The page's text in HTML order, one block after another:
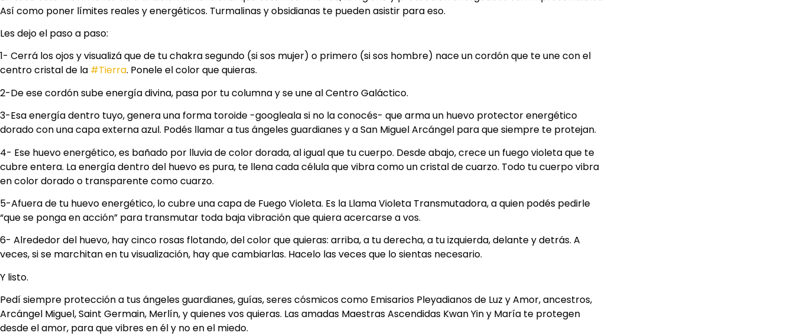
Así como poner límites reales y energéticos. Turmalinas y obsidianas te pueden asistir para eso.
Les dejo el paso a paso:
1- Cerrá los ojos y visualizá que de tu chakra segundo (si sos mujer) o primero (si sos hombre) nace un cordón que te une con el
centro cristal de la #Tierra. Ponele el color que quieras.
2-De ese cordón sube energía divina, pasa por tu columna y se une al Centro Galáctico.
3-Esa energía dentro tuyo, genera una forma toroide -googleala si no la conocés- que arma un huevo protector energético
dorado con una capa externa azul. Podés llamar a tus ángeles guardianes y a San Miguel Arcángel para que siempre te protejan.
4- Ese huevo energético, es bañado por lluvia de color dorada, al igual que tu cuerpo. Desde abajo, crece un fuego violeta que te
cubre entera. La energía dentro del huevo es pura, te llena cada célula que vibra como un cristal de cuarzo. Todo tu cuerpo vibra
en color dorado o transparente como cuarzo.
5-Afuera de tu huevo energético, lo cubre una capa de Fuego Violeta. Es la Llama Violeta Transmutadora, a quien podés pedirle
“que se ponga en acción” para transmutar toda baja vibración que quiera acercarse a vos.
6- Alrededor del huevo, hay cinco rosas flotando, del color que quieras: arriba, a tu derecha, a tu izquierda, delante y detrás. A
veces, si se marchitan en tu visualización, hay que cambiarlas. Hacelo las veces que lo sientas necesario.
Y listo.
Pedí siempre protección a tus ángeles guardianes, guías, seres cósmicos como Emisarios Pleyadianos de Luz y Amor, ancestros,
Arcángel Miguel, Saint Germain, Merlín, y quienes vos quieras. Las amadas Maestras Ascendidas Kwan Yin y María te protegen
desde el amor, para que vibres en él y no en el miedo.